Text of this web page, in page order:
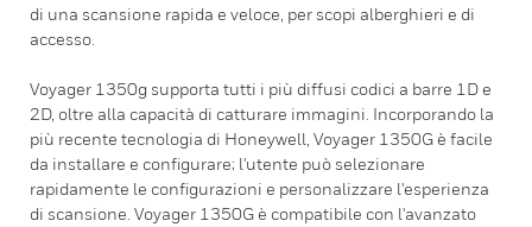
di una scansione rapida e veloce, per scopi alberghieri e di
accesso.
Voyager 1350g supporta tutti i più diffusi codici a barre 1D e
2D, oltre alla capacità di catturare immagini. Incorporando la
più recente tecnologia di Honeywell, Voyager 1350G è facile
da installare e configurare; l'utente può selezionare
rapidamente le configurazioni e personalizzare l'esperienza
di scansione. Voyager 1350G è compatibile con l'avanzato